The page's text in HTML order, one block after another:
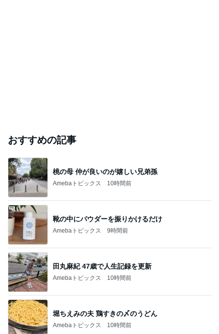
おすすめの記事
桃の母 仲が良いのが嬉しい兄弟孫
Amebaトピックス 10時間前
靴の中にパウダーを振りかけるだけ
Amebaトピックス 9時間前
田丸麻紀 47歳で人生記録を更新
Amebaトピックス 10時間前
堀ちえみの夫 鶏すきの〆のうどん
Amebaトピックス 10時間前